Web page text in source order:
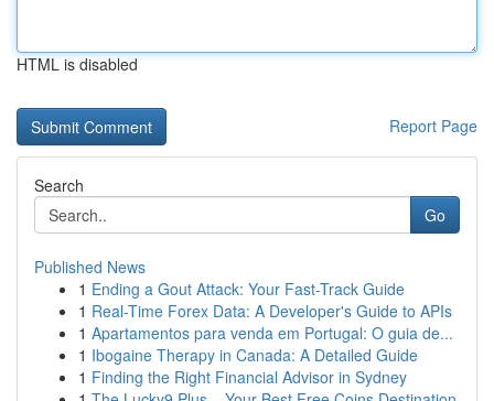
HTML is disabled
Report Page
Search
Go
Published News
1 Ending a Gout Attack: Your Fast-Track Guide
1 Real-Time Forex Data: A Developer's Guide to APIs
1 Apartamentos para venda em Portugal: O guia de...
1 Ibogaine Therapy in Canada: A Detailed Guide
1 Finding the Right Financial Advisor in Sydney